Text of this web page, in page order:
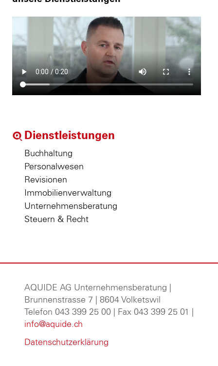
Dienstleistungen
Buchhaltung
Personalwesen
Revisionen
Immobilienverwaltung
Unternehmensberatung
Steuern & Recht
AQUIDE AG Unternehmensberatung
Brunnenstrasse 7 | 8604 Volketswil
Telefon 043 399 25 00 | Fax 043 399 25 01 |
info@aquide.ch
Datenschutzerklärung